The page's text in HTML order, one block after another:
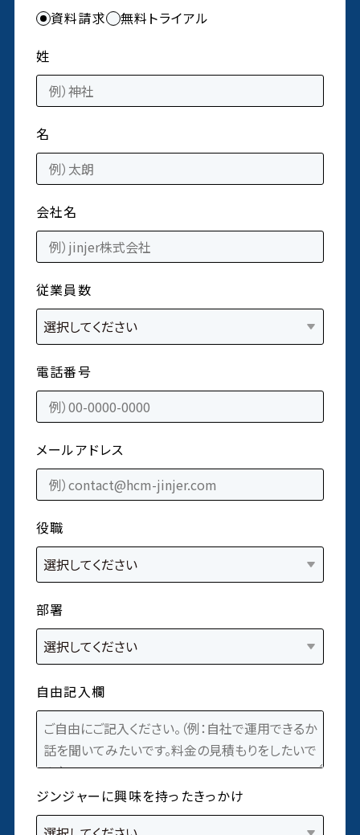
資料請求
無料トライアル
姓
名
会社名
従業員数
電話番号
メールアドレス
役職
部署
自由記入欄
ジンジャーに興味を持ったきっかけ